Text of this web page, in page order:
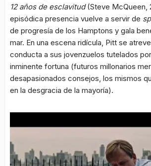
12 años de esclavitud(Steve McQueen,
episódica presencia vuelve a servir de
de progresía de los Hamptons y gala
mar. En una escena ridícula, Pitt se
conducta a sus jovenzuelos tutelados
inminente fortuna (futuros millonarios
desapasionados consejos, los mismos
en la desgracia de la mayoría).